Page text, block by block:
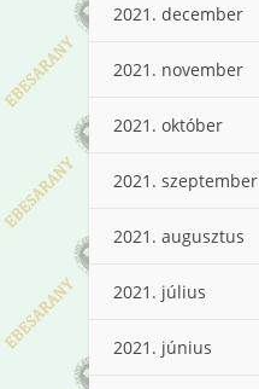
2021. december
2021. november
2021. október
2021. szeptember
2021. augusztus
2021. július
2021. június